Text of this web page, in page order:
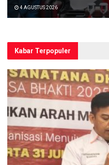
4 AGUSTUS 2026
Kabar Terpopuler